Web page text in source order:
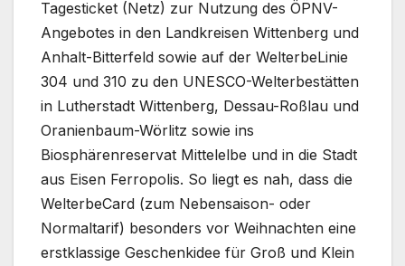
Tagesticket (Netz) zur Nutzung des ÖPNV-
Angebotes in den Landkreisen Wittenberg und
Anhalt-Bitterfeld sowie auf der WelterbeLinie
304 und 310 zu den UNESCO-Welterbestätten
in Lutherstadt Wittenberg, Dessau-Roßlau und
Oranienbaum-Wörlitz sowie ins
Biosphärenreservat Mittelelbe und in die Stadt
aus Eisen Ferropolis. So liegt es nah, dass die
WelterbeCard (zum Nebensaison- oder
Normaltarif) besonders vor Weihnachten eine
erstklassige Geschenkidee für Groß und Klein